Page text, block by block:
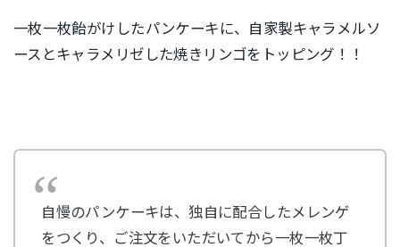
一枚一枚飴がけしたパンケーキに、自家製キャラメルソ
ースとキャラメリゼした焼きリンゴをトッピング！！
自慢のパンケーキは、独自に配合したメレンゲ
をつくり、ご注文をいただいてから一枚一枚丁